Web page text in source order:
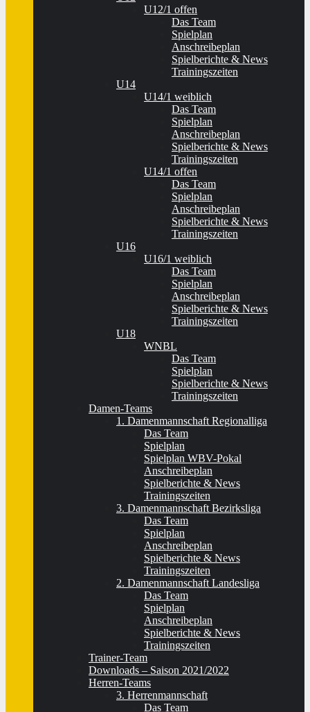
U12/1 offen
Das Team
Spielplan
Anschreibeplan
Spielberichte & News
Trainingszeiten
U14
U14/1 weiblich
Das Team
Spielplan
Anschreibeplan
Spielberichte & News
Trainingszeiten
U14/1 offen
Das Team
Spielplan
Anschreibeplan
Spielberichte & News
Trainingszeiten
U16
U16/1 weiblich
Das Team
Spielplan
Anschreibeplan
Spielberichte & News
Trainingszeiten
U18
WNBL
Das Team
Spielplan
Spielberichte & News
Trainingszeiten
Damen-Teams
1. Damenmannschaft Regionalliga
Das Team
Spielplan
Spielplan WBV-Pokal
Anschreibeplan
Spielberichte & News
Trainingszeiten
3. Damenmannschaft Bezirksliga
Das Team
Spielplan
Anschreibeplan
Spielberichte & News
Trainingszeiten
2. Damenmannschaft Landesliga
Das Team
Spielplan
Anschreibeplan
Spielberichte & News
Trainingszeiten
Trainer-Team
Downloads – Saison 2021/2022
Herren-Teams
3. Herrenmannschaft
Das Team